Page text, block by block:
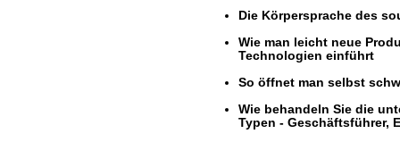
Die Körpersprache des
Wie man leicht neue
Technologien einführt
So öffnet man selbst
Wie behandeln Sie die
Typen - Geschäftsführer,